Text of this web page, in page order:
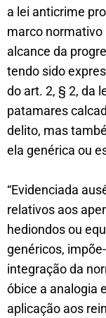
a lei anticrime
marco normativo
alcance da
tendo sido
do art. 2, § 2, da
patamares
delito, mas
ela genérica ou
“Evidenciada
relativos aos
hediondos ou
genéricos,
integração da
óbice a analogia
aplicação aos